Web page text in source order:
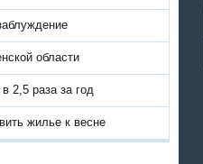
области
2,5 раза за год
жилье к весне